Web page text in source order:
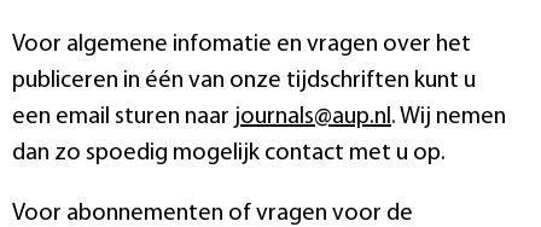
Voor algemene infomatie en vragen over het
publiceren in één van onze tijdschriften kunt u
een email sturen naar journals@aup.nl . Wij nemen
dan zo spoedig mogelijk contact met u op.
Voor abonnementen of vragen voor de